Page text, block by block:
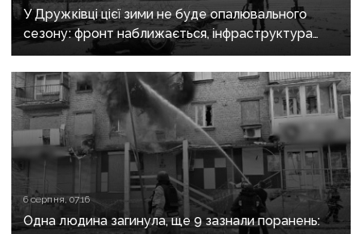
У Дружківці цієї зими не буде опалювального
сезону: фронт наближається, інфраструктура
критично зруйнована
6 серпня, 07:16
Одна людина загинула, ще 9 зазнали поранень: